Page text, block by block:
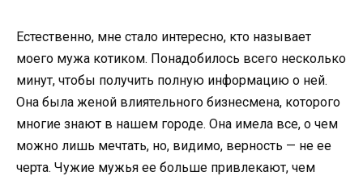
Естественно, мне стало интересно, кто называет
моего мужа котиком. Понадобилось всего несколько
минут, чтобы получить полную информацию о ней.
Она была женой влиятельного бизнесмена, которого
многие знают в нашем городе. Она имела все, о чем
можно лишь мечтать, но, видимо, верность — не ее
черта. Чужие мужья ее больше привлекают, чем